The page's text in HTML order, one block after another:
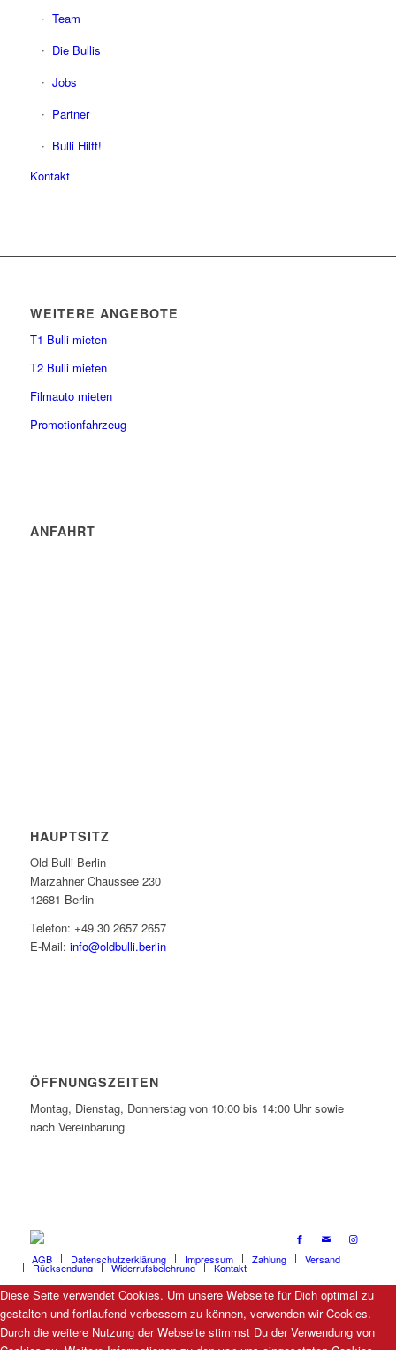
Team
Die Bullis
Jobs
Partner
Bulli Hilft!
Kontakt
WEITERE ANGEBOTE
T1 Bulli mieten
T2 Bulli mieten
Filmauto mieten
Promotionfahrzeug
ANFAHRT
HAUPTSITZ
Old Bulli Berlin
Marzahner Chaussee 230
12681 Berlin
Telefon: +49 30 2657 2657
E-Mail: info@oldbulli.berlin
ÖFFNUNGSZEITEN
Montag, Dienstag, Donnerstag von 10:00 bis 14:00 Uhr sowie
nach Vereinbarung
AGB Datenschutzerklärung Impressum Zahlung Versand
Rücksendung Widerrufsbelehrung Kontakt
Diese Seite verwendet Cookies. Um unsere Webseite für Dich optimal zu
gestalten und fortlaufend verbessern zu können, verwenden wir Cookies.
Durch die weitere Nutzung der Webseite stimmst Du der Verwendung von